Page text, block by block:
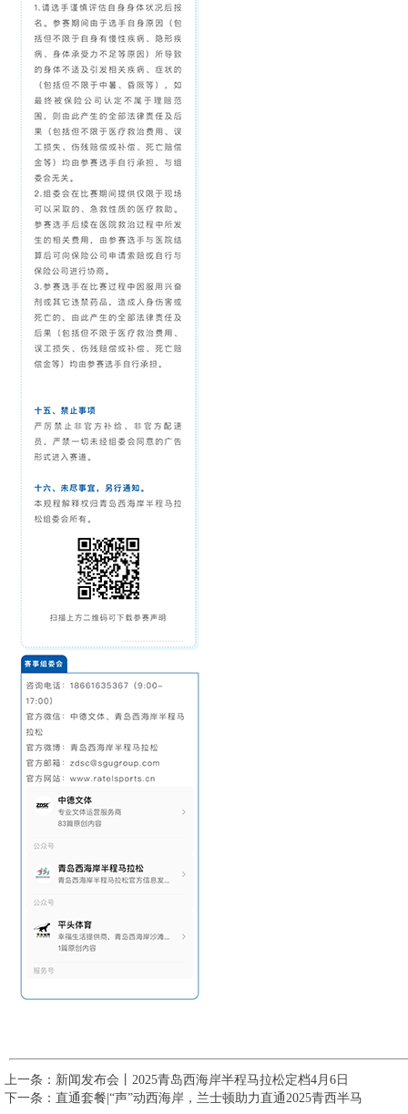
上一条： 新闻发布会丨2025青岛西海岸半程马拉松定档4月6日
下一条： 直通套餐|“声”动西海岸，兰士顿助力直通2025青西半马